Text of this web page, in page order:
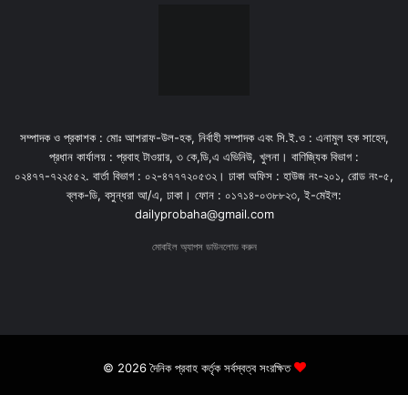
সম্পাদক ও প্রকাশক : মোঃ আশরাফ-উল-হক, নির্বাহী সম্পাদক এবং সি.ই.ও : এনামুল হক সাহেদ,
প্রধান কার্যালয় : প্রবাহ টাওয়ার, ৩ কে,ডি,এ এভিনিউ, খুলনা। বাণিজ্যিক বিভাগ :
০২৪৭৭-৭২২৫৫২. বার্তা বিভাগ : ০২-৪৭৭৭২০৫৩২। ঢাকা অফিস : হাউজ নং-২০১, রোড নং-৫,
ব্লক-ডি, বসুন্ধরা আ/এ, ঢাকা। ফোন : ০১৭১৪-০৩৮৮২৩, ই-মেইল:
dailyprobaha@gmail.com
মোবাইল অ্যাপস ডাউনলোড করুন
© 2026 দৈনিক প্রবাহ কর্তৃক সর্বস্বত্ব সংরক্ষিত